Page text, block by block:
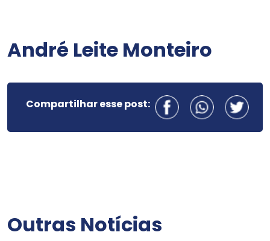
André Leite Monteiro
Compartilhar esse post:
Outras Notícias